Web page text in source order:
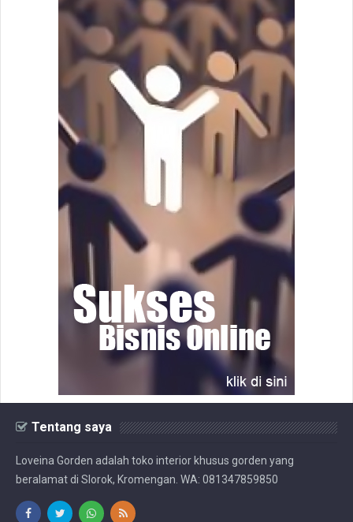
Tentang saya
Loveina Gorden adalah toko interior khusus gorden yang
beralamat di Slorok, Kromengan. WA: 081347859850